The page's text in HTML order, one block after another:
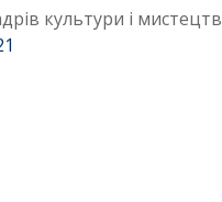
культури і мистецтв